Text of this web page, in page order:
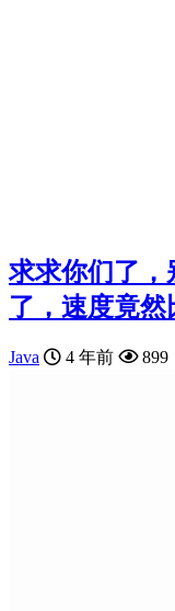
求求你们了，
了，速度竟然
Java 4 年前 899